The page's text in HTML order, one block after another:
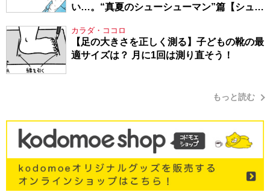
い…。“真夏のシューシューマン”篇【シュー
カラダ・ココロ
【足の大きさを正しく測る】子どもの靴の最
適サイズは？ 月に1回は測り直そう！
もっと読む